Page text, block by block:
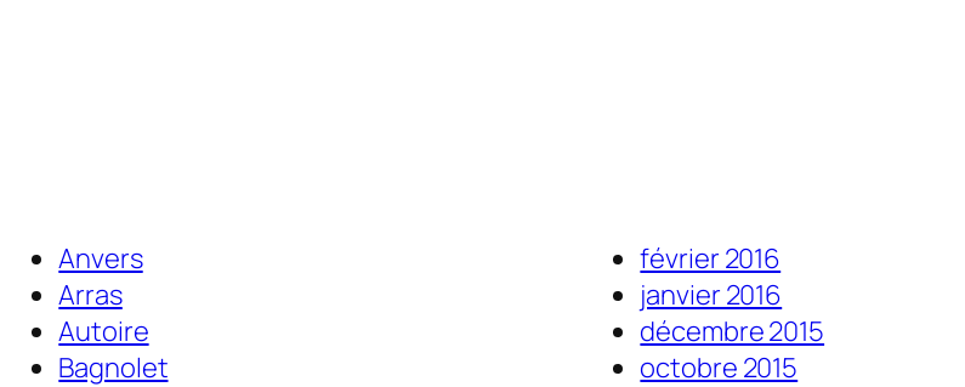
Anvers
Arras
Autoire
Bagnolet
février 2016
janvier 2016
décembre 2015
octobre 2015